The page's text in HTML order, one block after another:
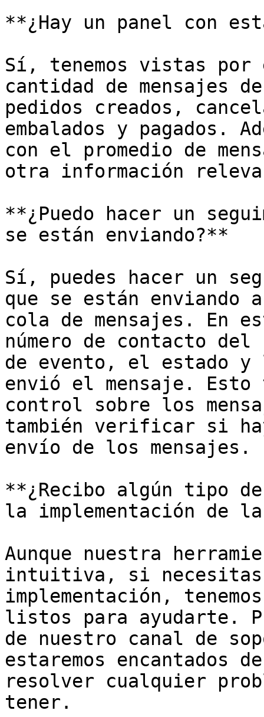
**¿Hay un panel con
Sí, tenemos vistas por
cantidad de mensajes
pedidos creados,
embalados y pagados.
con el promedio de
otra información
**¿Puedo hacer un
se están enviando?**
Sí, puedes hacer un
que se están enviando
cola de mensajes. En
número de contacto
de evento, el estado y
envió el mensaje. Esto
control sobre los
también verificar si
envío de los mensajes.
**¿Recibo algún tipo
la implementación de
Aunque nuestra
intuitiva, si necesitas
implementación,
listos para ayudarte.
de nuestro canal de
estaremos encantados
resolver cualquier